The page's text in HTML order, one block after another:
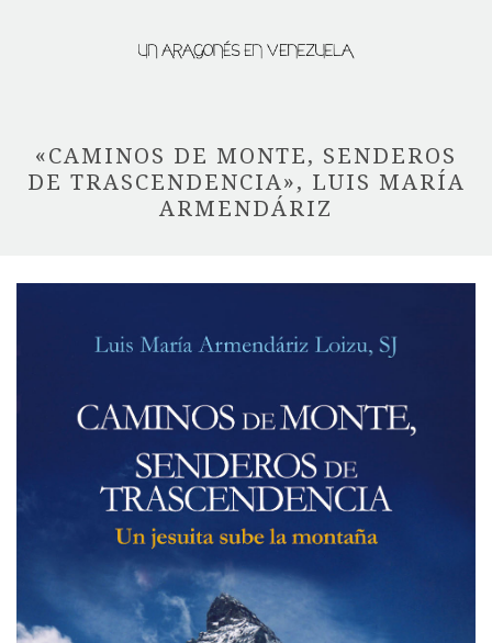
«CAMINOS DE MONTE, SENDEROS
DE TRASCENDENCIA», LUIS MARÍA
ARMENDÁRIZ